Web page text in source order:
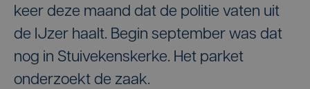
keer deze maand dat de politie vaten uit
de IJzer haalt. Begin september was dat
nog in Stuivekenskerke. Het parket
onderzoekt de zaak.